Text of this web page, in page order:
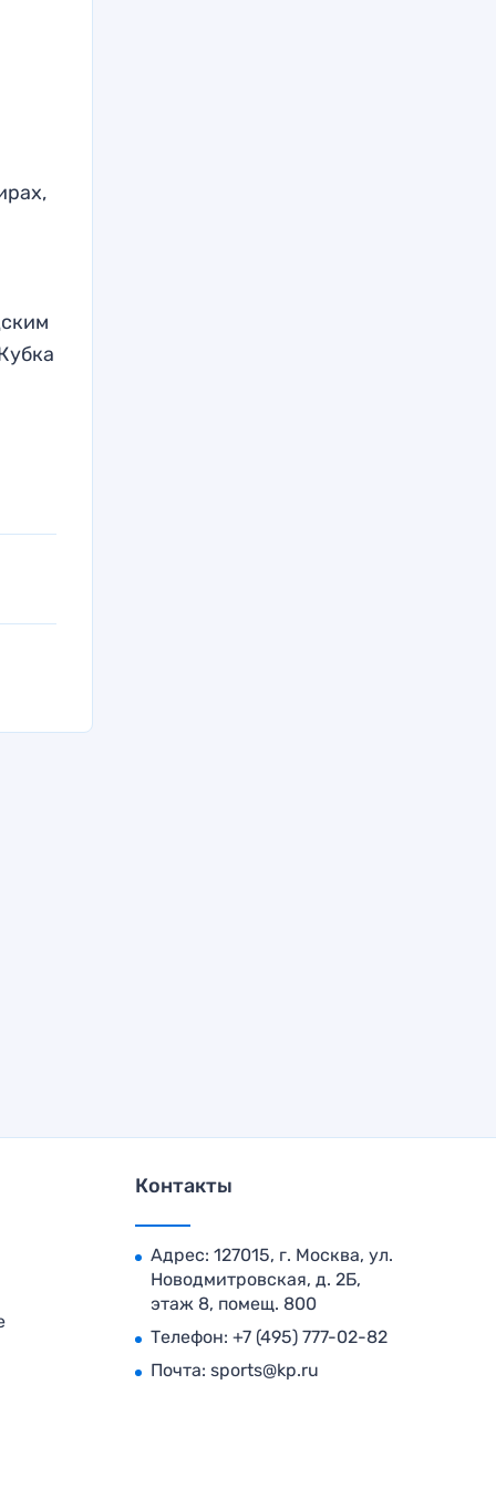
Контакты
Адрес: 127015, г. Москва, ул.
Новодмитровская, д. 2Б,
этаж 8, помещ. 800
Телефон: +7 (495) 777-02-82
Почта: sports@kp.ru